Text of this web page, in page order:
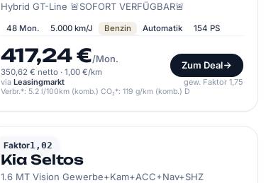
Hybrid GT-Line 🚨SOFORT VERFÜGBAR🚨
48 Mon. 5.000 km/J Benzin Automatik 154 PS
417,24 €/Mon.
350,62 € netto · 1,00 €/km
Zum Deal
via Leasingmarkt gew. Faktor 1,75
Verbr.*: 5.2 l/100km (komb.) CO₂*: 119 g/km (komb.) D
Faktor1,02
KIA
Kia Seltos
1.6 MT Vision Gewerbe+Kam+ACC+Nav+SHZ